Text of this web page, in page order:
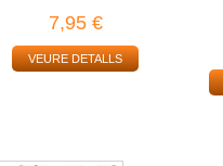
7,95 €
VEURE DETALLS